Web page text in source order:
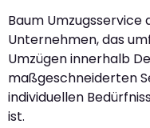
Baum
Unternehmen, das
Umzügen innerhalb
maßgeschneiderten
individuellen
ist.